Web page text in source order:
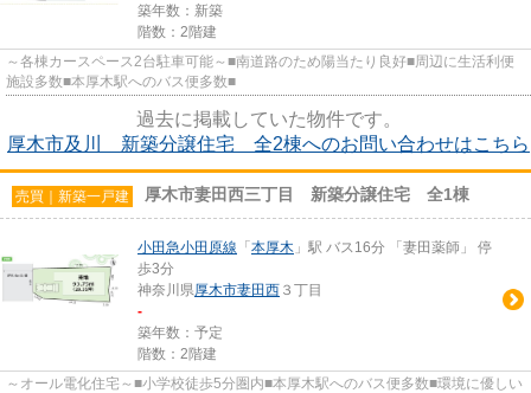
築年数：新築
階数：2階建
～各棟カースペース2台駐車可能～■南道路のため陽当たり良好■周辺に生活利便
施設多数■本厚木駅へのバス便多数■
過去に掲載していた物件です。
厚木市及川 新築分譲住宅 全2棟へのお問い合わせはこちら
売買｜新築一戸建 厚木市妻田西三丁目 新築分譲住宅 全1棟
小田急小田原線 「 本厚木 」駅 バス16分 「妻田薬師」 停
歩3分
神奈川県厚木市妻田西 ３丁目
-
築年数：予定
階数：2階建
～オール電化住宅～■小学校徒歩5分圏内■本厚木駅へのバス便多数■環境に優しい